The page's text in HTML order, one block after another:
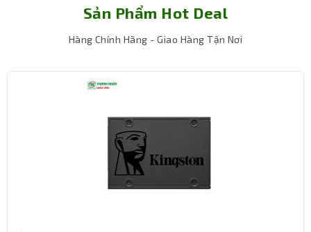
Hỗ trợ tản nhiệt hiệu quả – Trang bị sẵn 3
nhỏ, nhưng Gamdias GC9M Elite vẫn
được trang bị sẵn 3 quạt tản nhiệt 120mm, bao gồm:
Sản Phẩm Hot Deal
Hàng Chính Hãng - Giao Hàng Tận Nơi